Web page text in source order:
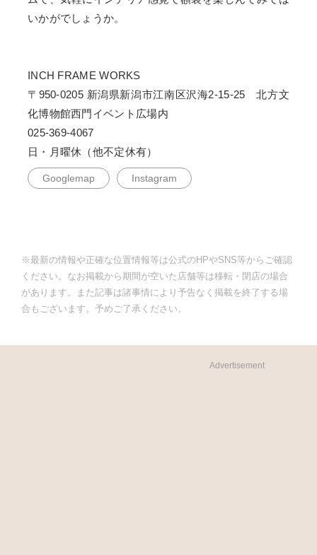
いかがでしょうか。
INCH FRAME WORKS
〒950-0205 新潟県新潟市江南区沢海2-15-25 北方文
化博物館西門イベント広場内
025-369-4067
日・月曜休（他不定休有）
Googlemap Instagram
※最新の情報や正確な位置情報等は公式のHPやSNS等からご確認
ください。なお掲載から期間が空いた店舗等は移転・閉店の場合
があります。また記事は諸事情により予告なく掲載を終了する場
合もございます。予めご了承ください。
Advertisement